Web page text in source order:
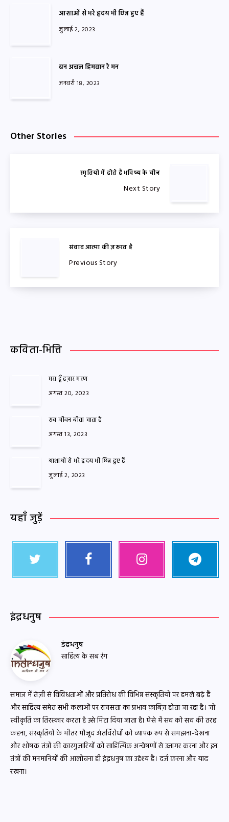
आशाओं से भरे हृदय भी छिन्न हुए हैं
जुलाई 2, 2023
बन अचल हिमवान रे मन
जनवरी 18, 2023
Other Stories
स्मृतियों में होते हैं भविष्य के बीज
Next Story
संवाद आत्मा की ज़रूरत है
Previous Story
कविता-भित्ति
मरा हूँ हज़ार मरण
अगस्त 20, 2023
सब जीवन बीता जाता है
अगस्त 13, 2023
आशाओं से भरे हृदय भी छिन्न हुए हैं
जुलाई 2, 2023
यहाँ जुड़ें
इंद्रधनुष
इंद्रधनुष
साहित्य के सब रंग
समाज में तेज़ी से विविधताओं और प्रतिरोध की विभिन्न संस्कृतियों पर हमले बढ़े हैं
और साहित्य समेत सभी कलाओं पर राजसत्ता का प्रभाव क़ाबिज़ होता जा रहा है। जो
स्वीकृति का तिरस्कार करता है उसे मिटा दिया जाता है। ऐसे में सच को सच की तरह
कहना, संस्कृतियों के भीतर मौजूद अंतर्विरोधों को व्यापक रूप से समझना-देखना
और शोषक तंत्रों की कारगुज़ारियों को साहित्यिक अन्वेषणों से उजागर करना और इन
तंत्रों की मनमानियों की आलोचना ही इंद्रधनुष का उद्देश्य है। दर्ज करना और याद
रखना।